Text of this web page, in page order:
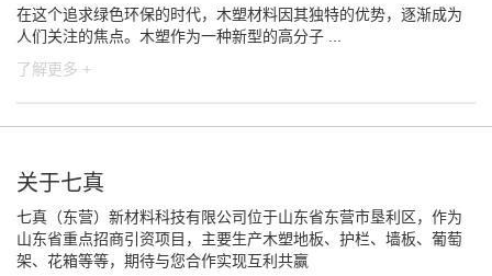
在这个追求绿色环保的时代，木塑材料因其独特的优势，逐渐成为
人们关注的焦点。木塑作为一种新型的高分子 ...
了解更多 +
关于七真
七真（东营）新材料科技有限公司位于山东省东营市垦利区，作为
山东省重点招商引资项目，主要生产木塑地板、护栏、墙板、葡萄
架、花箱等等，期待与您合作实现互利共赢